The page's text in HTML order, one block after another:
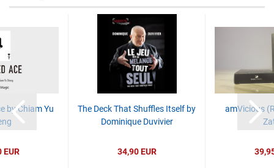
by Chiam Yu
EUR
The Deck That Shuffles Itself by
Dominique Duvivier
34,90 EUR
amVicious